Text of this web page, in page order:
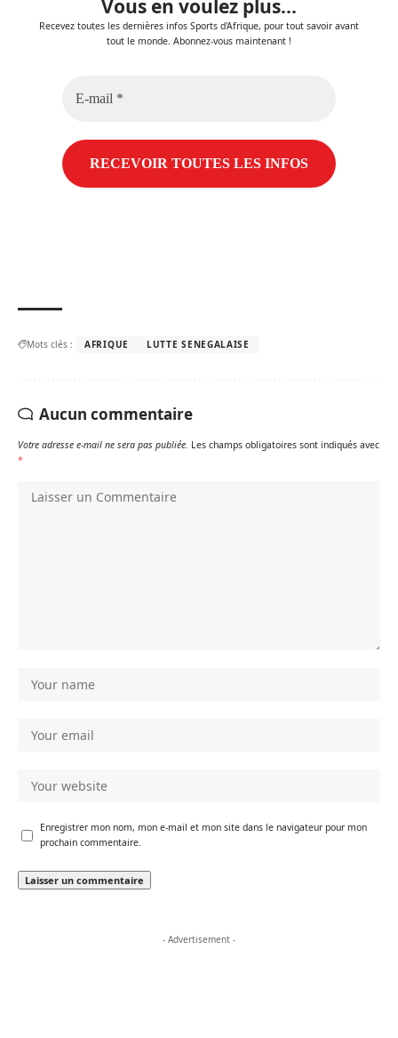
Vous en voulez plus...
Recevez toutes les dernières infos Sports d'Afrique, pour tout savoir avant
tout le monde. Abonnez-vous maintenant !
Mots clés : AFRIQUE LUTTE SENEGALAISE
Aucun commentaire
Votre adresse e-mail ne sera pas publiée. Les champs obligatoires sont indiqués avec
*
Enregistrer mon nom, mon e-mail et mon site dans le navigateur pour mon
prochain commentaire.
- Advertisement -